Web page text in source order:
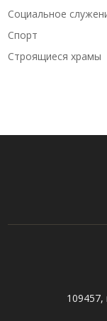
Социальное
Спорт
Строящиеся храмы
109457,